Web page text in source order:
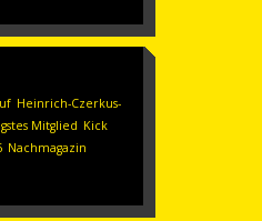
Heinrich-Czerkus-
Mitglied Kick
Nachmagazin